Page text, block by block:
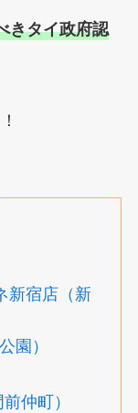
きタイ政府認
新宿店（新
園）
仲町）